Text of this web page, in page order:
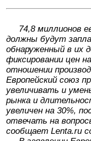
74,8 миллионов
должны будут
обнаруженный в их
фиксировании цен
отношении
Европейский союз
увеличивать и
рынка и
увеличен на 30%,
отвечать на
сообщает Lenta.ru